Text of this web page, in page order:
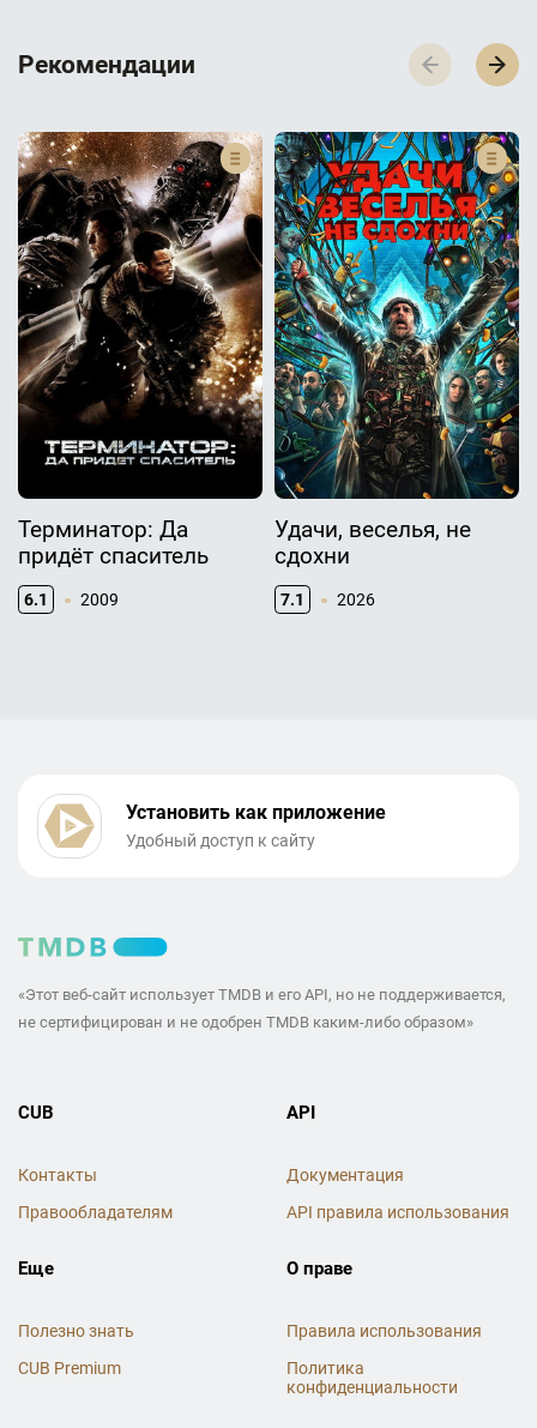
Р­­­е­­­к­­­о­­­м­­­е­­­н­­­д­­­а­­­ц­­­и­­­и
Терминатор: Да
придёт спаситель
6.1 2009
Удачи, веселья, не
сдохни
7.1 2026
Установить как приложение
Удобный доступ к сайту
«Этот веб-сайт использует TMDB и его API, но не поддерживается,
не сертифицирован и не одобрен TMDB каким-либо образом»
CUB
Контакты
Правообладателям
API
Документация
API правила использования
Еще
Полезно знать
CUB Premium
О праве
Правила использования
Политика
конфиденциальности